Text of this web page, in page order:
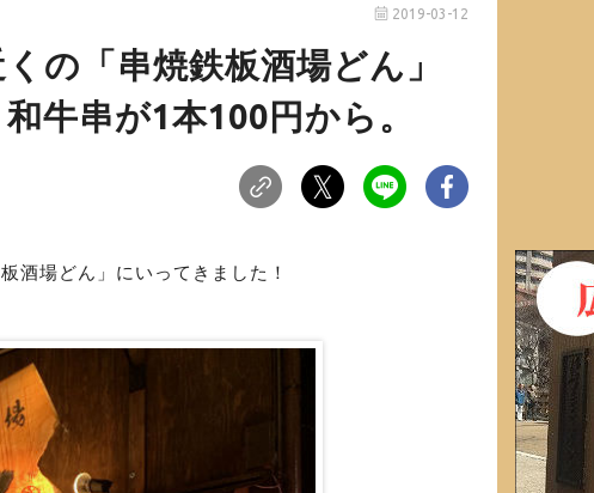
2019-03-12
の「串焼鉄板酒場どん」
牛串が1本100円から。
酒場どん」にいってきました！